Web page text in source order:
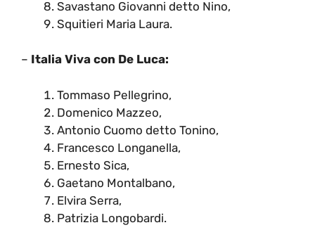
Savastano Giovanni detto Nino,
Squitieri Maria Laura.
– Italia Viva con De Luca:
Tommaso Pellegrino,
Domenico Mazzeo,
Antonio Cuomo detto Tonino,
Francesco Longanella,
Ernesto Sica,
Gaetano Montalbano,
Elvira Serra,
Patrizia Longobardi.